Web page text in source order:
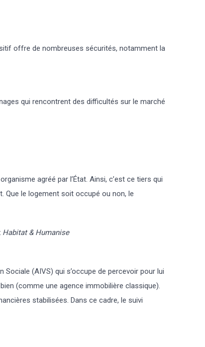
offre de nombreuses sécurités, notamment la
qui rencontrent des difficultés sur le marché
agréé par l’État. Ainsi, c’est ce tiers qui
Que le logement soit occupé ou non, le
Habitat & Humanise
(AIVS) qui s’occupe de percevoir pour lui
(comme une agence immobilière classique).
stabilisées. Dans ce cadre, le suivi